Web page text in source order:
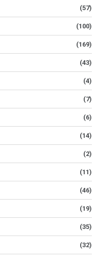
(57)
(100)
(169)
(43)
(4)
(7)
(6)
(14)
(2)
(11)
(46)
(19)
(35)
(32)